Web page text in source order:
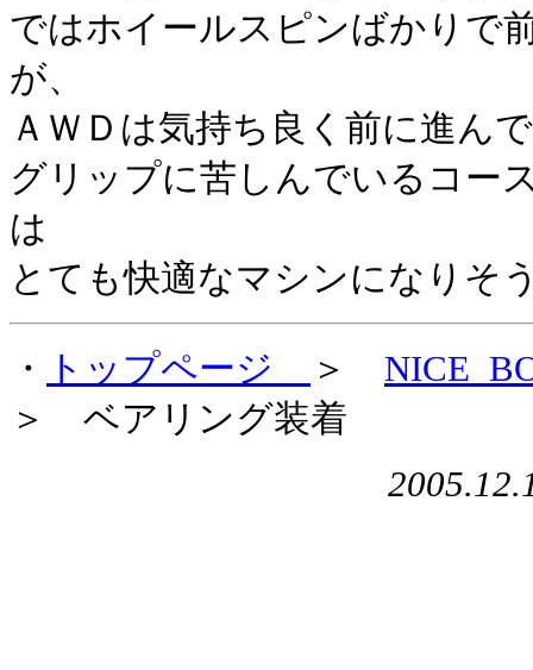
ではホイールスピンばかりで
が、
ＡＷＤは気持ち良く前に進ん
グリップに苦しんでいるコー
は
とても快適なマシンになりそ
・ トップページ ＞
＞ ベアリング装着